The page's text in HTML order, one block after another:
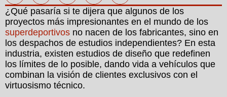
¿Qué pasaría si te dijera que algunos de los
proyectos más impresionantes en el mundo de los
superdeportivos no nacen de los fabricantes, sino en
los despachos de estudios independientes? En esta
industria, existen estudios de diseño que redefinen
los límites de lo posible, dando vida a vehículos que
combinan la visión de clientes exclusivos con el
virtuosismo técnico.